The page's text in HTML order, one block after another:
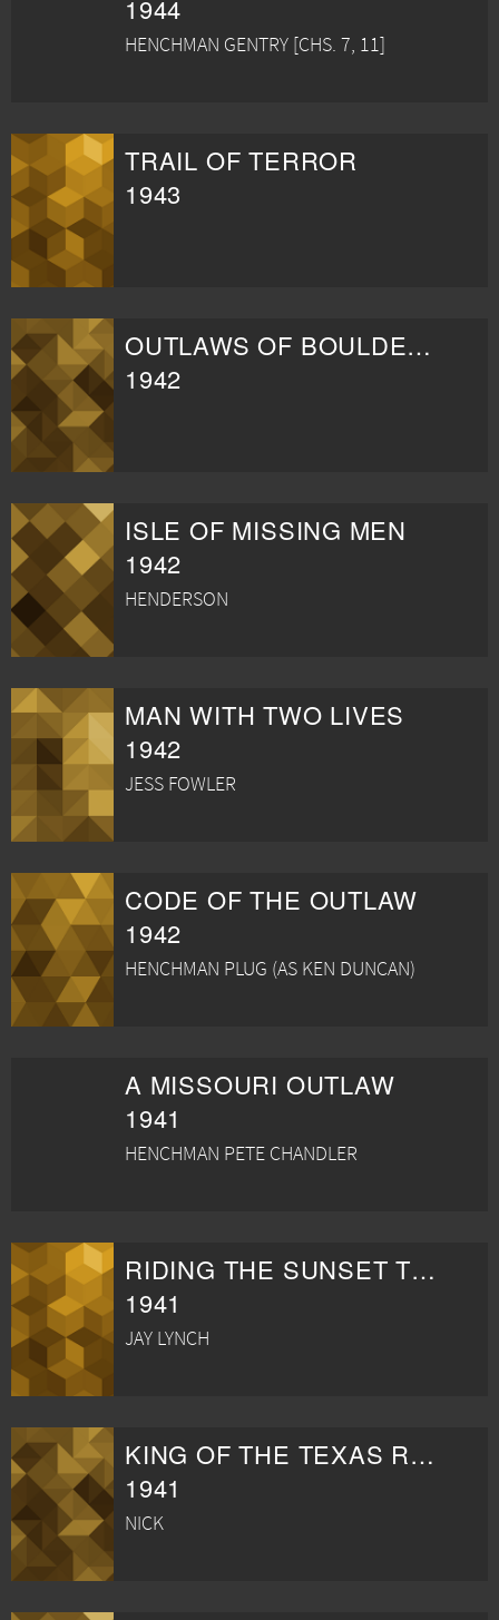
1944
HENCHMAN GENTRY [CHS. 7, 11]
TRAIL OF TERROR
1943
OUTLAWS OF BOULDER PASS
1942
ISLE OF MISSING MEN
1942
HENDERSON
MAN WITH TWO LIVES
1942
JESS FOWLER
CODE OF THE OUTLAW
1942
HENCHMAN PLUG (AS KEN DUNCAN)
A MISSOURI OUTLAW
1941
HENCHMAN PETE CHANDLER
RIDING THE SUNSET TRAIL
1941
JAY LYNCH
KING OF THE TEXAS RANGERS
1941
NICK